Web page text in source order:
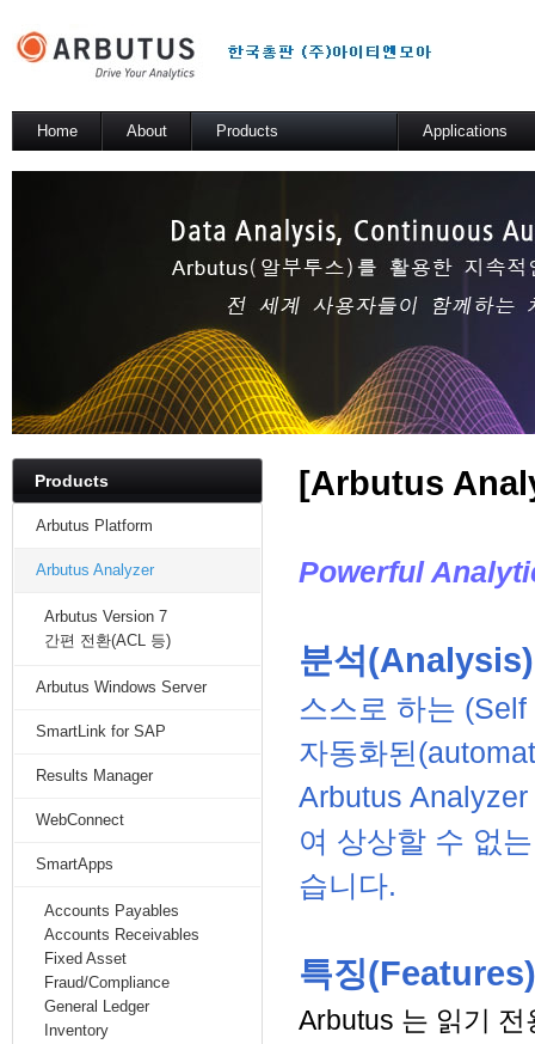
Home About Products
SmartLink for SAP
Results Manager
WebConnect
SmartApps
Arbutus Data Story
Applications
Products
Arbutus Platform
Arbutus Analyzer
Arbutus Version 7
간편 전환(ACL 등)
Arbutus Windows Server
SmartLink for SAP
Results Manager
WebConnect
SmartApps
Accounts Payables
Accounts Receivables
Fixed Asset
Fraud/Compliance
General Ledger
Inventory
[Arbutus
Powerful
분석
스스로 하는
자동화된
Arbutus
여 상상할 수 없
습니다.
특징(Features)
Arbutus 는 읽기